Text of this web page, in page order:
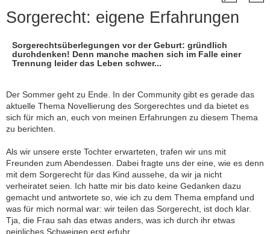
Sorgerecht: eigene Erfahrungen
Sorgerechtsüberlegungen vor der Geburt: gründlich
durchdenken! Denn manche machen sich im Falle einer
Trennung leider das Leben schwer...
Der Sommer geht zu Ende. In der Community gibt es gerade das
aktuelle Thema Novellierung des Sorgerechtes und da bietet es
sich für mich an, euch von meinen Erfahrungen zu diesem Thema
zu berichten.
Als wir unsere erste Tochter erwarteten, trafen wir uns mit
Freunden zum Abendessen. Dabei fragte uns der eine, wie es denn
mit dem Sorgerecht für das Kind aussehe, da wir ja nicht
verheiratet seien. Ich hatte mir bis dato keine Gedanken dazu
gemacht und antwortete so, wie ich zu dem Thema empfand und
was für mich normal war: wir teilen das Sorgerecht, ist doch klar.
Tja, die Frau sah das etwas anders, was ich durch ihr etwas
peinliches Schweigen erst erfuhr.